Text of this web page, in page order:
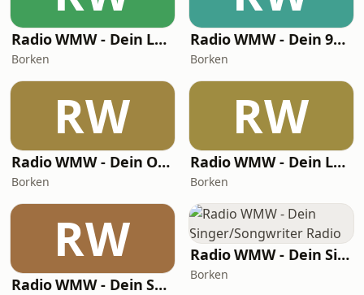
Radio WMW - Dein Love Radio
Borken
Radio WMW - Dein 90er Radio
Borken
RW
Radio WMW - Dein Oldie Radio
Borken
RW
Radio WMW - Dein Lounge Radio
Borken
RW
Radio WMW - Dein Schlager Radio
Radio WMW - Dein Singer/Songwriter Radio
Borken